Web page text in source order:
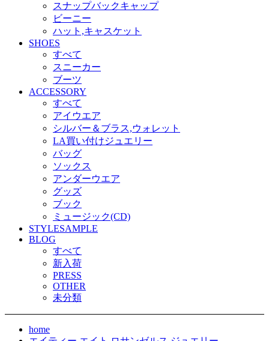
スナップバックキャップ
ビーニー
ハット,キャスケット
SHOES
すべて
スニーカー
ブーツ
ACCESSORY
すべて
アイウエア
シルバー＆ブラス,ウォレット
LA買い付けジュエリー
バッグ
ソックス
アンダーウエア
グッズ
ブック
ミュージック(CD)
STYLESAMPLE
BLOG
すべて
新入荷
PRESS
OTHER
未分類
home